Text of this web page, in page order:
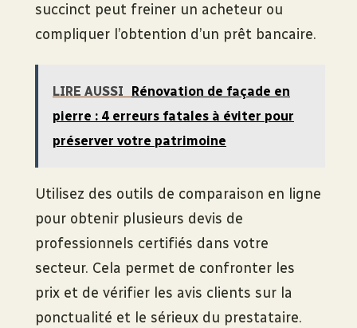
succinct peut freiner un acheteur ou
compliquer l’obtention d’un prêt bancaire.
LIRE AUSSI
Rénovation de façade en
pierre : 4 erreurs fatales à éviter pour
préserver votre patrimoine
Utilisez des outils de comparaison en ligne
pour obtenir plusieurs devis de
professionnels certifiés dans votre
secteur. Cela permet de confronter les
prix et de vérifier les avis clients sur la
ponctualité et le sérieux du prestataire.